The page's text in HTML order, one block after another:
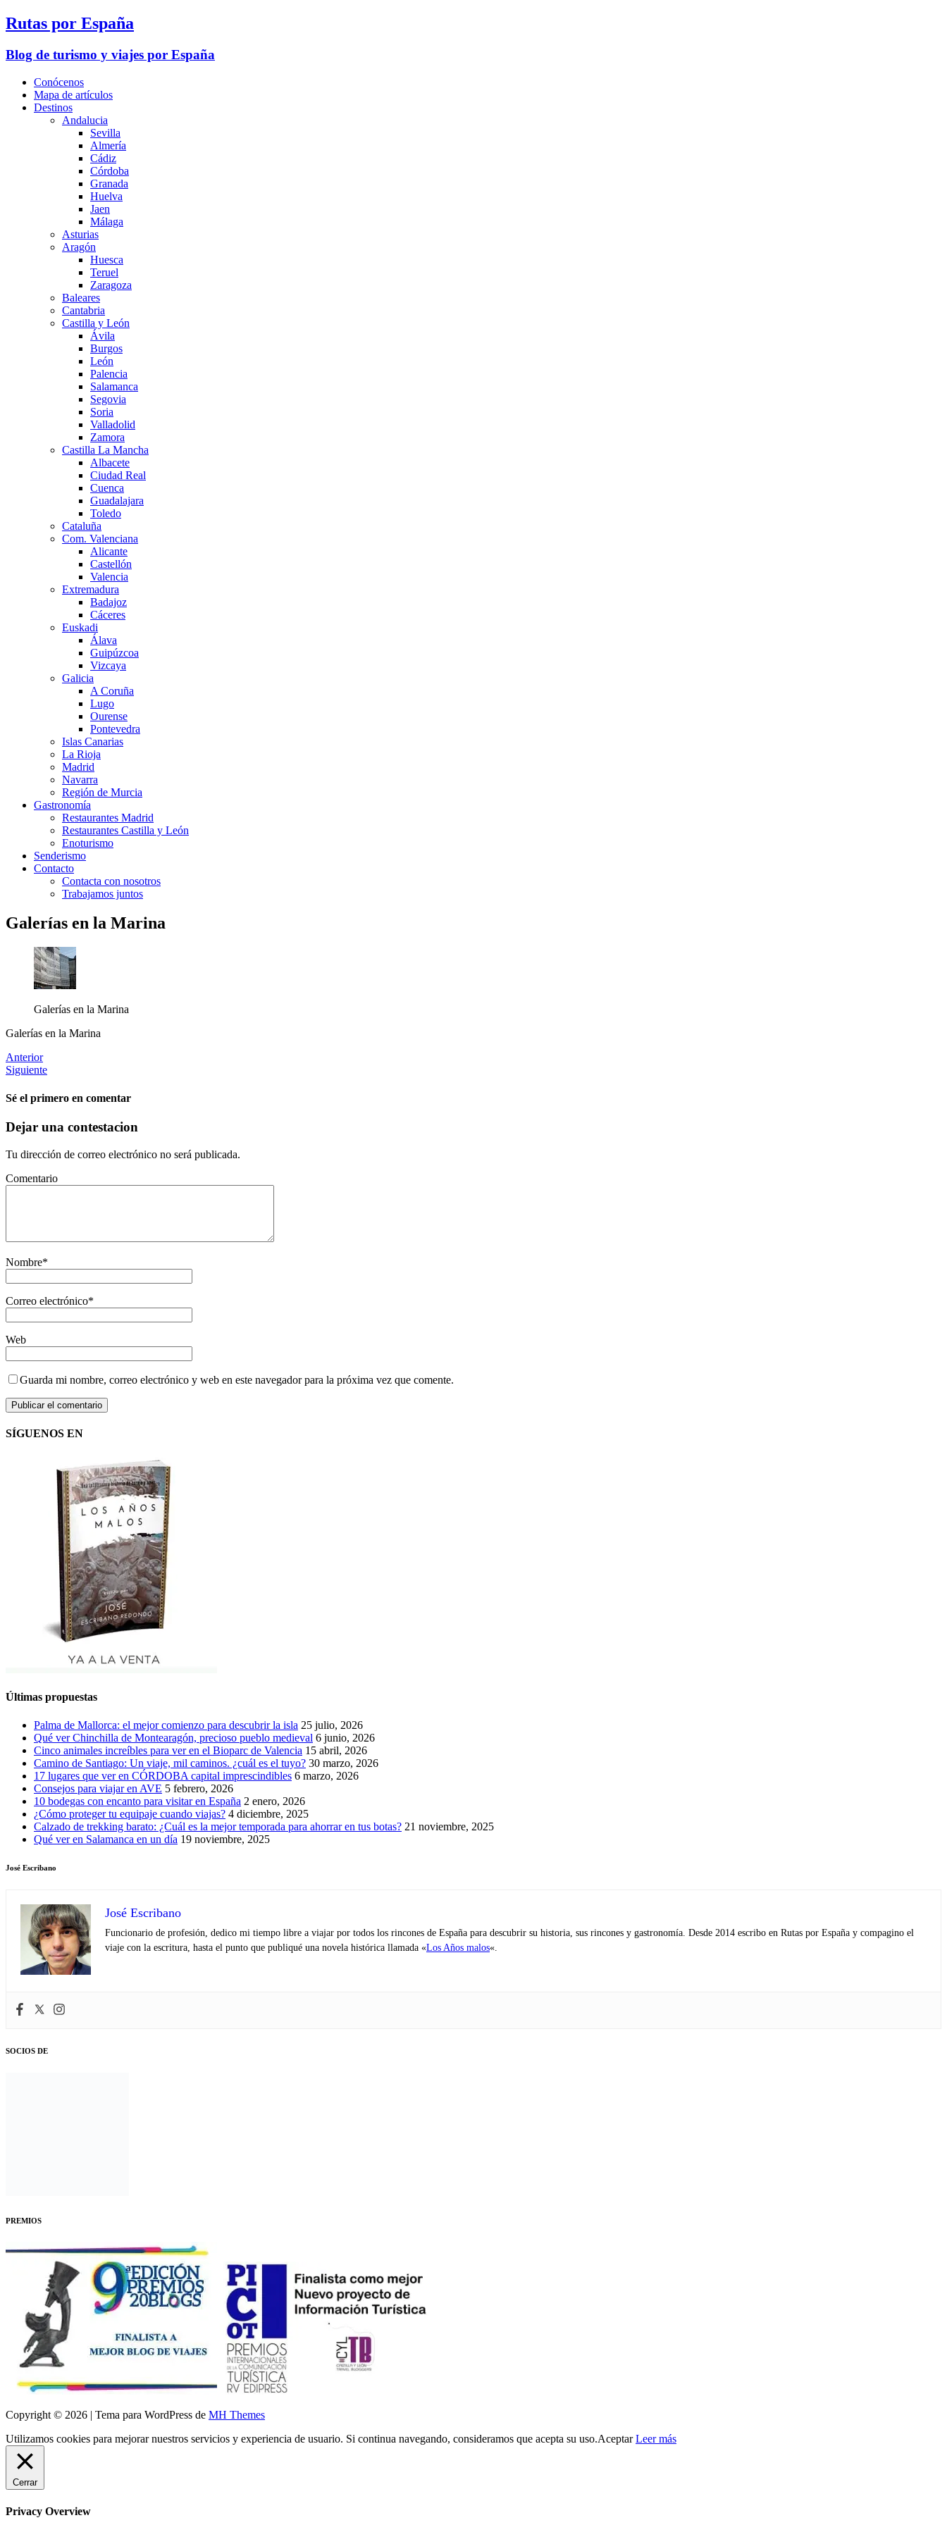
Rutas por España
Blog de turismo y viajes por España
Conócenos
Mapa de artículos
Destinos
Andalucia
Sevilla
Almería
Cádiz
Córdoba
Granada
Huelva
Jaen
Málaga
Asturias
Aragón
Huesca
Teruel
Zaragoza
Baleares
Cantabria
Castilla y León
Ávila
Burgos
León
Palencia
Salamanca
Segovia
Soria
Valladolid
Zamora
Castilla La Mancha
Albacete
Ciudad Real
Cuenca
Guadalajara
Toledo
Cataluña
Com. Valenciana
Alicante
Castellón
Valencia
Extremadura
Badajoz
Cáceres
Euskadi
Álava
Guipúzcoa
Vizcaya
Galicia
A Coruña
Lugo
Ourense
Pontevedra
Islas Canarias
La Rioja
Madrid
Navarra
Región de Murcia
Gastronomía
Restaurantes Madrid
Restaurantes Castilla y León
Enoturismo
Senderismo
Contacto
Contacta con nosotros
Trabajamos juntos
Galerías en la Marina
Galerías en la Marina
Galerías en la Marina
Anterior
Siguiente
Sé el primero en comentar
Dejar una contestacion
Tu dirección de correo electrónico no será publicada.
Comentario
Nombre*
Correo electrónico*
Web
Guarda mi nombre, correo electrónico y web en este navegador para la próxima vez que comente.
SÍGUENOS EN
Últimas propuestas
Palma de Mallorca: el mejor comienzo para descubrir la isla 25 julio, 2026
Qué ver Chinchilla de Montearagón, precioso pueblo medieval 6 junio, 2026
Cinco animales increíbles para ver en el Bioparc de Valencia 15 abril, 2026
Camino de Santiago: Un viaje, mil caminos. ¿cuál es el tuyo? 30 marzo, 2026
17 lugares que ver en CÓRDOBA capital imprescindibles 6 marzo, 2026
Consejos para viajar en AVE 5 febrero, 2026
10 bodegas con encanto para visitar en España 2 enero, 2026
¿Cómo proteger tu equipaje cuando viajas? 4 diciembre, 2025
Calzado de trekking barato: ¿Cuál es la mejor temporada para ahorrar en tus botas? 21 noviembre, 2025
Qué ver en Salamanca en un día 19 noviembre, 2025
José Escribano
José Escribano
Funcionario de profesión, dedico mi tiempo libre a viajar por todos los rincones de España para descubrir su historia, sus rincones y gastronomía. Desde 2014 escribo en Rutas por España y compagino el
viaje con la escritura, hasta el punto que publiqué una novela histórica llamada «Los Años malos«.
SOCIOS DE
PREMIOS
Copyright © 2026 | Tema para WordPress de MH Themes
Utilizamos cookies para mejorar nuestros servicios y experiencia de usuario. Si continua navegando, consideramos que acepta su uso.Aceptar Leer más
Cerrar
Privacy Overview